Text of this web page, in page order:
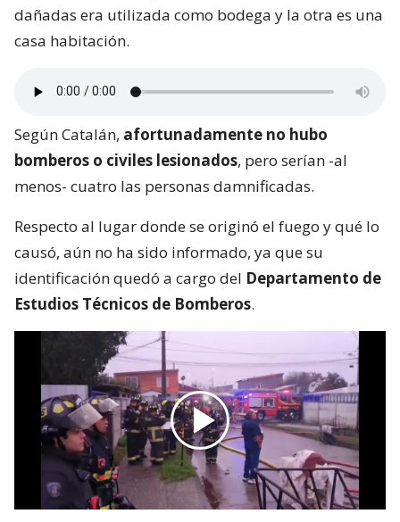
dañadas era utilizada como bodega y la otra es una
casa habitación.
Según Catalán, afortunadamente no hubo
bomberos o civiles lesionados, pero serían -al
menos- cuatro las personas damnificadas.
Respecto al lugar donde se originó el fuego y qué lo
causó, aún no ha sido informado, ya que su
identificación quedó a cargo del Departamento de
Estudios Técnicos de Bomberos.